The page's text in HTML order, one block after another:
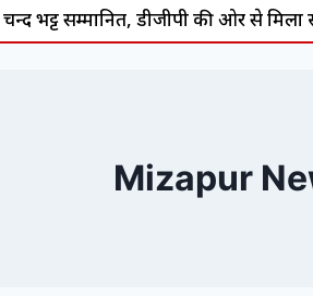
सम्मानित, डीजीपी की ओर से मिला स्मृति
Mizapur